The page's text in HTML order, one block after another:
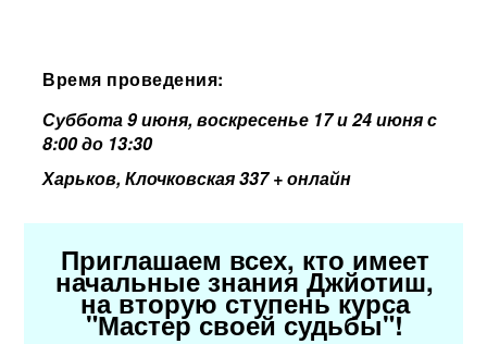
Время проведения:
Суббота 9 июня, воскресенье 17 и 24 июня с
8:00 до 13:30
Харьков, Клочковская 337 + онлайн
Приглашаем всех, кто имеет
начальные знания Джйотиш,
на вторую ступень курса
"Мастер своей судьбы"!